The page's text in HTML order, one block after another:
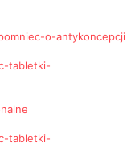
o-antykoncepcji
tabletki-
tabletki-